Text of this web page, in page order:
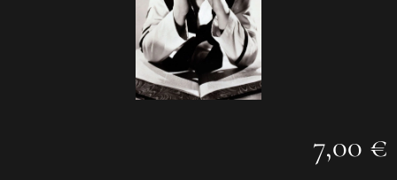
7,00 €